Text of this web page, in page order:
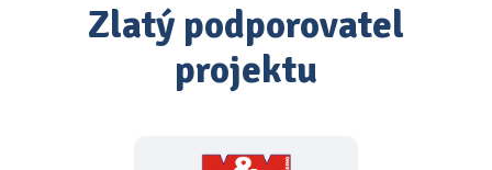
Zlatý podporovatel
projektu